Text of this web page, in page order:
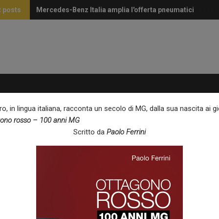
posts Mercedes-Benz Italia amplia l'offerta pneumatici
Perché i volanti in Alcantara continuano a essere la
in lingua italiana, racconta un secolo di MG, dalla sua nascita ai
rosso – 100 anni MG
Scritto da Paolo Ferrini